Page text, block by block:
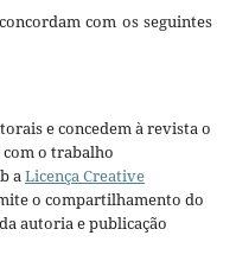
com os seguintes
e concedem à revista o
o trabalho
aLicença Creative
o compartilhamento do
autoria e publicação